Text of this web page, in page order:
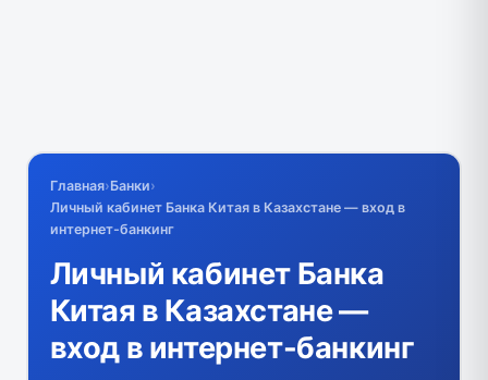
Главная›Банки›
Личный кабинет Банка Китая в Казахстане — вход в
интернет-банкинг
Личный кабинет Банка
Китая в Казахстане —
вход в интернет-банкинг